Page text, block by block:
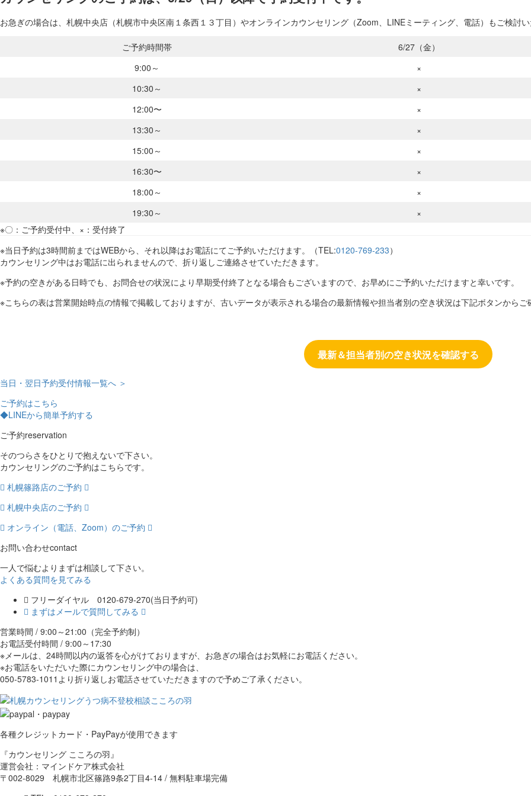
お急ぎの場合は、札幌中央店（札幌市中央区南１条西１３丁目）やオンラインカウンセリング（Zoom、LINEミーティング、電話）もご検討い
ご予約時間帯 6/27（金）
9:00～
×
10:30～
×
12:00〜
×
13:30～
×
15:00～
×
16:30〜
×
18:00～
×
19:30～
×
※〇：ご予約受付中、×：受付終了
※当日予約は3時間前まではWEBから、それ以降はお電話にてご予約いただけます。（TEL:0120-769-233）
カウンセリング中はお電話に出られませんので、折り返しご連絡させていただきます。
※予約の空きがある日時でも、お問合せの状況により早期受付終了となる場合もございますので、お早めにご予約いただけますと幸いです。
※こちらの表は営業開始時点の情報で掲載しておりますが、古いデータが表示される場合の最新情報や担当者別の空き状況は下記ボタンからご
最新＆担当者別の空き状況を確認する
当日・翌日予約受付情報一覧へ ＞
ご予約はこちら
◆LINEから簡単予約する
ご予約reservation
そのつらさをひとりで抱えないで下さい。
カウンセリングのご予約はこちらです。
札幌篠路店のご予約
札幌中央店のご予約
オンライン（電話、Zoom）のご予約
お問い合わせcontact
一人で悩むよりまずは相談して下さい。
よくある質問を見てみる
フリーダイヤル 0120-679-270(当日予約可)
まずはメールで質問してみる
営業時間 / 9:00～21:00（完全予約制）
お電話受付時間 / 9:00～17:30
※メールは、24時間以内の返答を心がけておりますが、お急ぎの場合はお気軽にお電話ください。
※お電話をいただいた際にカウンセリング中の場合は、
050-5783-1011より折り返しお電話させていただきますので予めご了承ください。
各種クレジットカード・PayPayが使用できます
『カウンセリング こころの羽』
運営会社：マインドケア株式会社
〒002-8029 札幌市北区篠路9条2丁目4-14 / 無料駐車場完備